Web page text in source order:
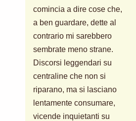
comincia a dire cose che,
a ben guardare, dette al
contrario mi sarebbero
sembrate meno strane.
Discorsi leggendari su
centraline che non si
riparano, ma si lasciano
lentamente consumare,
vicende inquietanti su